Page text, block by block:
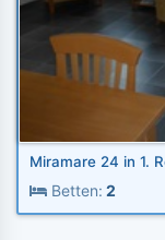
Miramare 24 in 1.
Betten: 2